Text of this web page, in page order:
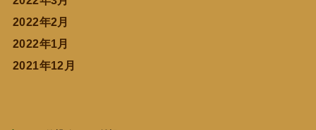
2022年2月
2022年1月
2021年12月